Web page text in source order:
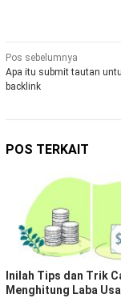
Navigasi
pos
Pos sebelumnya
Apa itu submit tautan
backlink
POS TERKAIT
Inilah Tips dan Trik
Menghitung Laba